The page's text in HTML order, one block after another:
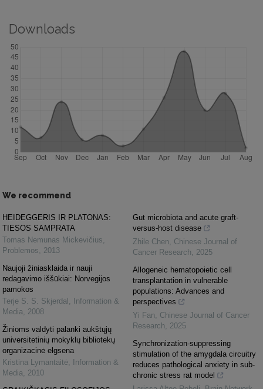
Downloads
We recommend
HEIDEGGERIS IR PLATONAS:
TIESOS SAMPRATA
Tomas Nemunas Mickevičius,
Problemos, 2013
Naujoji žiniasklaida ir nauji
redagavimo iššūkiai: Norvegijos
pamokos
Terje S. S. Skjerdal ,
Information &
Media, 2008
Žinioms valdyti palanki aukštųjų
universitetinių mokyklų bibliotekų
organizacinė elgsena
Kristina Lymantaitė,
Information &
Media, 2010
Gut microbiota and acute graft-
versus-host disease
Zhile Chen, Chinese Journal of
Cancer Research, 2025
Allogeneic hematopoietic cell
transplantation in vulnerable
populations: Advances and
perspectives
Yi Fan, Chinese Journal of Cancer
Research, 2025
Synchronization-suppressing
stimulation of the amygdala circuitry
reduces pathological anxiety in sub-
chronic stress rat model